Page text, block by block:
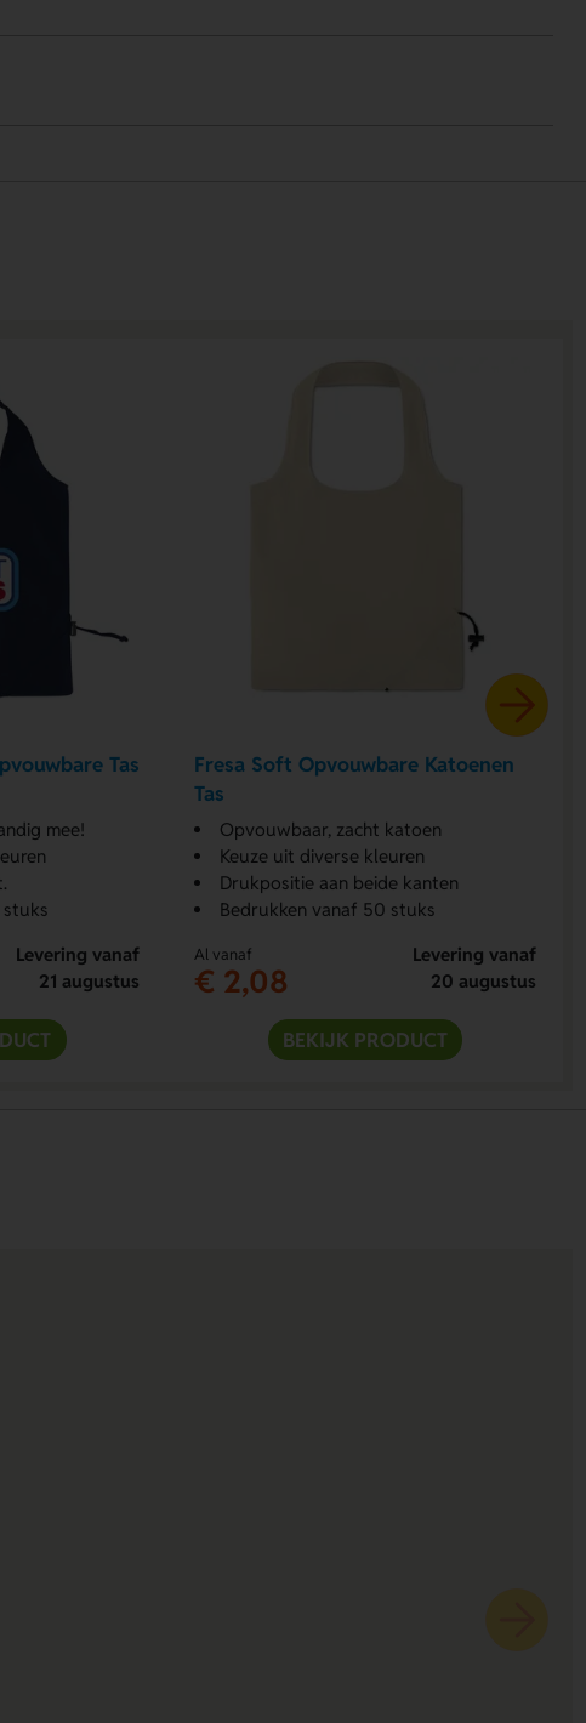
Tas
mee!
Levering vanaf
21 augustus
Fresa Soft Opvouwbare Katoenen
Tas
Opvouwbaar, zacht katoen
Keuze uit diverse kleuren
Drukpositie aan beide kanten
Bedrukken vanaf 50 stuks
Al vanaf
€ 2,08
Levering vanaf
20 augustus
BEKIJK PRODUCT